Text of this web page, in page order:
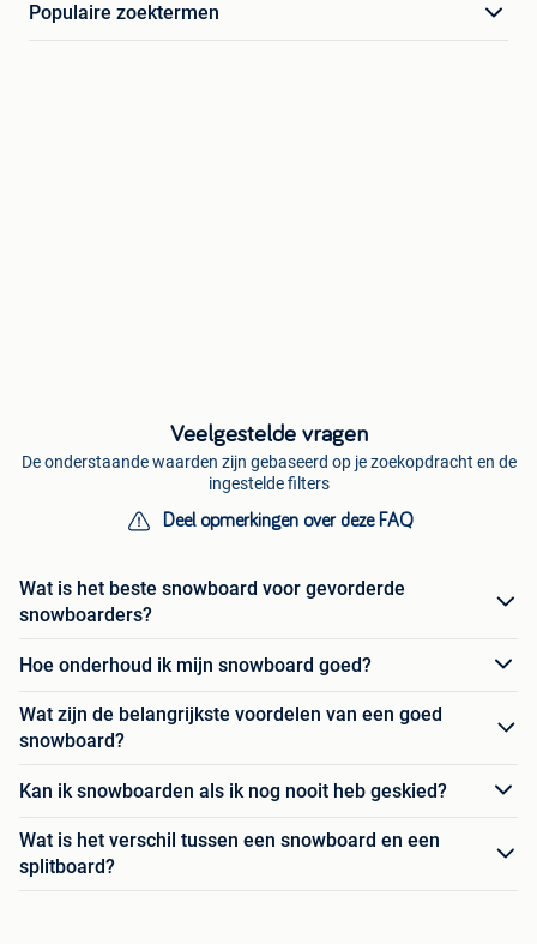
Populaire zoektermen
Veelgestelde vragen
De onderstaande waarden zijn gebaseerd op je zoekopdracht en de
ingestelde filters
Deel opmerkingen over deze FAQ
Wat is het beste snowboard voor gevorderde
snowboarders?
Hoe onderhoud ik mijn snowboard goed?
Wat zijn de belangrijkste voordelen van een goed
snowboard?
Kan ik snowboarden als ik nog nooit heb geskied?
Wat is het verschil tussen een snowboard en een
splitboard?